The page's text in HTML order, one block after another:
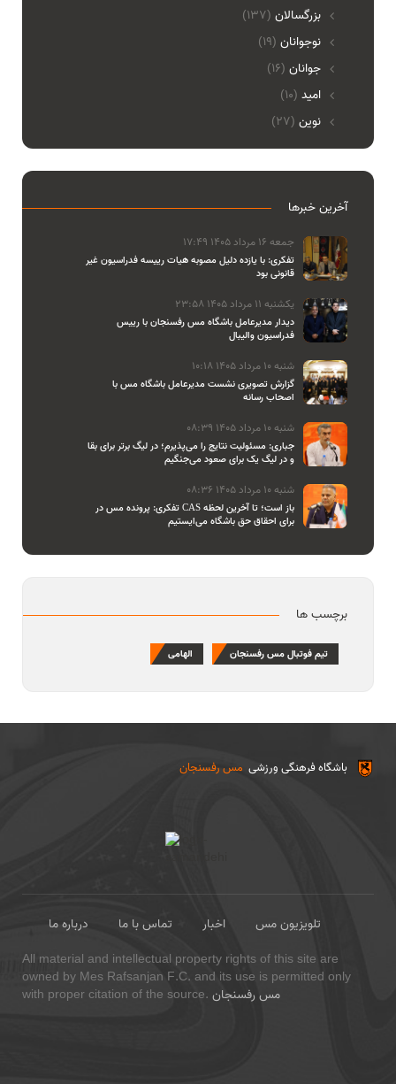
بزرگسالان (137)
نوجوانان (19)
جوانان (16)
امید (10)
نوین (27)
آخرین خبرها
جمعه 16 مرداد 1405 17:49
تفکری: با یازده دلیل مصوبه هیات رییسه فدراسیون غیر
قانونی بود
یکشنبه 11 مرداد 1405 23:58
دیدار مدیرعامل باشگاه مس رفسنجان با رییس
فدراسیون والیبال
شنبه 10 مرداد 1405 10:18
گزارش تصویری نشست مدیرعامل باشگاه مس با
اصحاب رسانه
شنبه 10 مرداد 1405 08:39
جباری: مسئولیت نتایج را می‌پذیرم؛ در لیگ برتر برای بقا
و در لیگ یک برای صعود می‌جنگیم
شنبه 10 مرداد 1405 08:36
تفکری: پرونده مس در CAS باز است؛ تا آخرین لحظه
برای احقاق حق باشگاه می‌ایستیم
برچسب ها
تیم فوتبال مس رفسنجان الهامی
مس رفسنجان باشگاه فرهنگی ورزشی
درباره ما تماس با ما اخبار
تلویزیون مس
All material and intellectual property rights of this site are
owned by Mes Rafsanjan F.C. and its use is permitted only
with proper citation of the source. مس رفسنجان